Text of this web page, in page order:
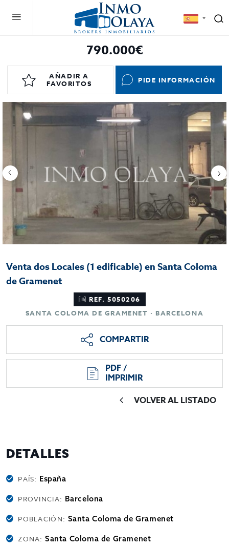
790.000€
AÑADIR A
FAVORITOS
PIDE INFORMACIÓN
Venta dos Locales (1 edificable) en Santa Coloma
de Gramenet
REF. 5050206
SANTA COLOMA DE GRAMENET · BARCELONA
COMPARTIR
PDF /
IMPRIMIR
VOLVER AL LISTADO
DETALLES
PAÍS: España
PROVINCIA: Barcelona
POBLACIÓN: Santa Coloma de Gramenet
ZONA:Santa Coloma de Gramenet